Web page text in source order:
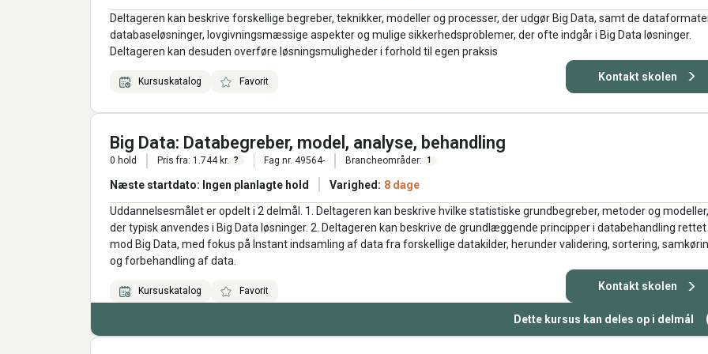
Deltageren kan beskrive forskellige begreber, teknikker, modeller og processer, der udgør Big Data, samt de
databaseløsninger, lovgivningsmæssige aspekter og mulige sikkerhedsproblemer, der ofte indgår i Big Data løsninger.
Deltageren kan desuden overføre løsningsmuligheder i forhold til egen praksis
Kursuskatalog Favorit Kontakt skolen
Big Data: Databegreber, model, analyse, behandling
0 hold Pris fra: 1.744 kr. ? Fag nr. 49564- Brancheområder: 1
Næste startdato: Ingen planlagte hold Varighed: 8 dage
Uddannelsesmålet er opdelt i 2 delmål. 1. Deltageren kan beskrive hvilke statistiske grundbegreber, metoder og modeller,
der typisk anvendes i Big Data løsninger. 2. Deltageren kan beskrive de grundlæggende principper i databehandling rettet
mod Big Data, med fokus på Instant indsamling af data fra forskellige datakilder, herunder validering, sortering,
og forbehandling af data.
Kursuskatalog Favorit Kontakt skolen
Dette kursus kan deles op i delmål